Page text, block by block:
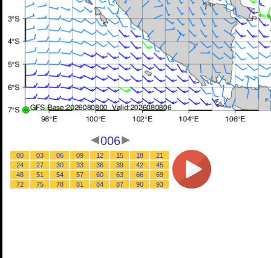
006
00 03 06 09 12 15 18
21
24
27 30 33 36 39 42
45
48
51 54 57 60 63 66
69
72
75 78 81 84 87 90 93